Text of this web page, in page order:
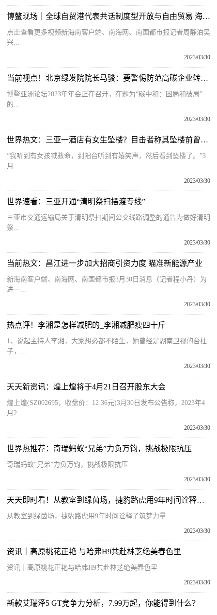
博鳌现场｜全球自贸港代表共话制度型开放与自由贸易 海南自贸港“国际朋友圈”越扩越大
点击查看更多视频新海南客户端、南海网、南国都市报记者周静泊吴
兴...
2023/03/30
当前视点！北京绿发院院长马骏：要警惕防范高碳企业转型中的失业风险
博鳌亚洲论坛2023年年会正在召开，在题为“碳中和：困局和破局”
的...
2023/03/30
世界热文：三亚一酒店有女生坠楼？目击者称其坠楼前曾呼喊救命，警方介入
“我听到有女孩喊救命，到阳台听到有嬉笑声，然后看到坠楼了。”3
月...
2023/03/30
世界速看：三亚开通“清明祭扫摆渡专线”
三亚市交通运输局关于清明祭扫期间公交线路调整的通告为做好清明
祭...
2023/03/30
当前热文：昌江进一步加大招商引资力度 瞄准新能源产业
新海南客户端、南海网、南国都市报3月30日消息（记者程小丹）为
进一...
2023/03/30
热点评！李湘是怎样减肥的_李湘减肥瘦四十斤
1、说起主持人李湘，大家想必都不陌生，她曾经是湖南卫视的台柱
子，...
2023/03/30
天天新资讯：煌上煌将于4月21日召开股东大会
煌上煌(SZ002695，收盘价：12 36元)3月30日发布公告称，2023年4
月2...
2023/03/30
世界热推荐：奇瑞蚂蚁“兄弟”力负万钧，挑战极限抗压
奇瑞蚂蚁“兄弟”力负万钧，挑战极限抗压
2023/03/30
天天即时看！从教室到绿茵场，捷豹路虎用9年时间诠释了筑梦力量
从教室到绿茵场，捷豹路虎用9年时间诠释了筑梦力量
2023/03/30
资讯｜高原桃花正艳 与哈弗H9共赴林芝绝美春色里
资讯｜高原桃花正艳与哈弗H9共赴林芝绝美春色里
2023/03/30
新款艾瑞泽5 GT竞争力分析，7.99万起，你能得到什么？